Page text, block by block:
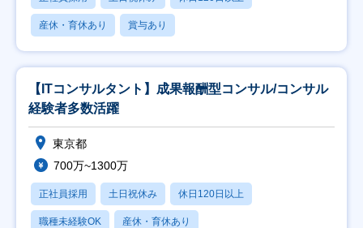
産休・育休あり 賞与あり
【ITコンサルタント】成果報酬型コンサル/コンサル
経験者多数活躍
東京都
700万~1300万
正社員採用 土日祝休み 休日120日以上
職種未経験OK 産休・育休あり